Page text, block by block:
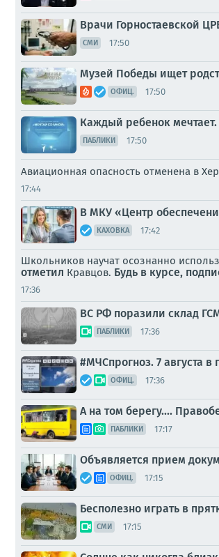
Врачи Горностаевской
СМИ 17:50
Музей Победы ищет
ОФИЦ. 17:50
Каждый ребенок
ПАБЛИКИ 17:50
Авиационная опасность отменена в
17:44
В МКУ «Центр
КАХОВКА 17:42
Школьников научат осознанно
отметил Кравцов. Будь в курсе,
17:36
ВС РФ поразили склад
ПАБЛИКИ 17:36
#МЧСпрогноз. 7 августа в
ОФИЦ. 17:36
А на том берегу....
ПАБЛИКИ 17:17
Объявляется прием
ОФИЦ. 17:15
Бесполезно играть в
СМИ 17:15